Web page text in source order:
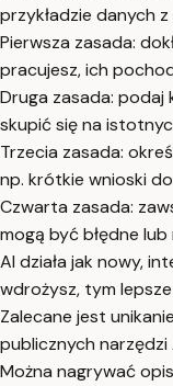
przykładzie danych
Pierwsza zasada:
pracujesz, ich
Druga zasada: podaj
skupić się na
Trzecia zasada:
np. krótkie wnioski
Czwarta zasada:
mogą być błędne lub
AI działa jak nowy,
wdrożysz, tym
Zalecane jest
publicznych
Można nagrywać